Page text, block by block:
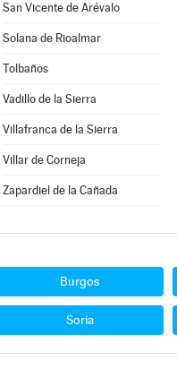
San Vicente de Arévalo
Solana de Rioalmar
Tolbaños
Vadillo de la Sierra
Villafranca de la Sierra
Villar de Corneja
Zapardiel de la Cañada
Burgos
Soria